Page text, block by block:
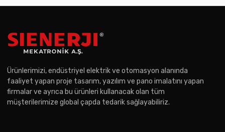
Ürünlerimizi, endüstriyel elektrik ve otomasyon alanında
faaliyet yapan proje tasarım, yazılım ve pano imalatını yapan
firmalar ve ayrıca bu ürünleri kullanacak olan tüm
müşterilerimize global çapda tedarik sağlayabiliriz.